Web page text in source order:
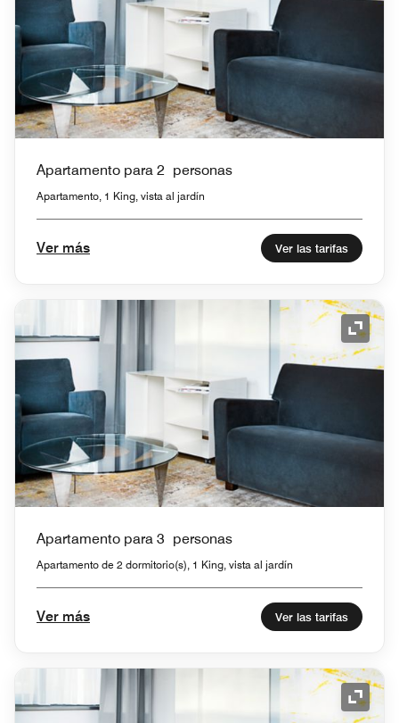
Apartamento para 2 personas
Apartamento, 1 King, vista al jardín
Ver más Ver las tarifas
Icono
Apartamento para 3 personas
Apartamento de 2 dormitorio(s), 1 King, vista al jardín
Ver más Ver las tarifas
Icono